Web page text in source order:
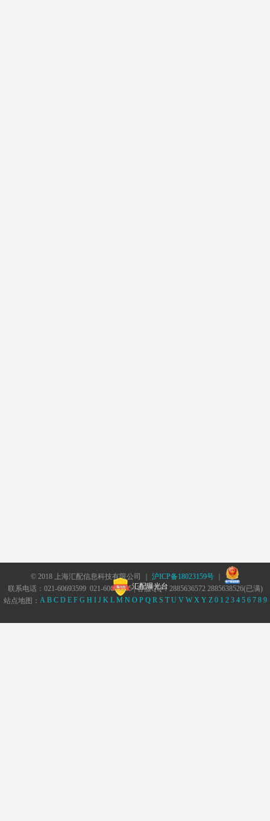
© 2018 上海汇配信息科技有限公司 ｜ 沪ICP备18023159号｜
汇配曝光台
联系电话：021-60693599 021-60693555 | 客服QQ：2885636572 2885638526(已满)
站点地图： A B C D E F G H I J K L M N O P Q R S T U V W X Y Z 0 1 2 3 4 5 6 7 8 9